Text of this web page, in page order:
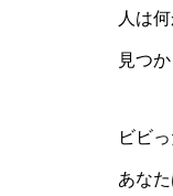
人は
見つか
ビビ
あな